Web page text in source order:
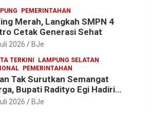
PEMERINTAHAN
Merah, Langkah SMPN 4
Cetak Generasi Sehat
2026 BJe
TERKINI
LAMPUNG SELATAN
PEMERINTAHAN
Tak Surutkan Semangat
Bupati Radityo Egi Hadiri
Sedekah Bumi 206 Tahun di
2026 BJe